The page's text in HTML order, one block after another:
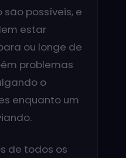
possíveis, e
estar
ou longe de
problemas
o
enquanto um
de todos os